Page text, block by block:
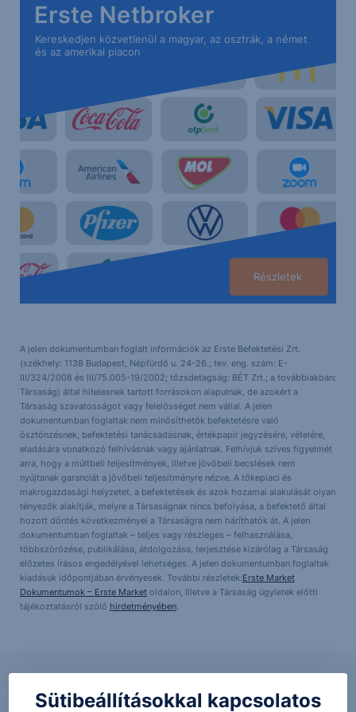
Erste Netbroker
Kereskedjen közvetlenül a magyar, az osztrák, a német
és az amerikai piacon
Részletek
A jelen dokumentumban foglalt információk az Erste Befektetési Zrt.
(székhely: 1138 Budapest, Népfürdő u. 24-26.; tev. eng. szám: E-
III/324/2008 és III/75.005-19/2002; tőzsdetagság: BÉT Zrt.; a továbbiakban:
Társaság) által hitelesnek tartott forrásokon alapulnak, de azokért a
Társaság szavatosságot vagy felelősséget nem vállal. A jelen
dokumentumban foglaltak nem minősíthetők befektetésre való
ösztönzésnek, befektetési tanácsadásnak, értékpapír jegyzésére, vételére,
eladására vonatkozó felhívásnak vagy ajánlatnak. Felhívjuk szíves figyelmét
arra, hogy a múltbeli teljesítmények, illetve jövőbeli becslések nem
nyújtanak garanciát a jövőbeli teljesítményre nézve. A tőkepiaci és
makrogazdasági helyzetet, a befektetések és azok hozamai alakulását olyan
tényezők alakítják, melyre a Társaságnak nincs befolyása, a befektető által
hozott döntés következményei a Társaságra nem háríthatók át. A jelen
dokumentumban foglaltak – teljes vagy részleges – felhasználása,
többszörözése, publikálása, átdolgozása, terjesztése kizárólag a Társaság
előzetes írásos engedélyével lehetséges. A jelen dokumentumban foglaltak
kiadásuk időpontjában érvényesek. További részletek:Erste Market
Dokumentumok – Erste Marketoldalon, illetve a Társaság ügyletek előtti
tájékoztatásról szóló hirdetményében.
Sütibeállításokkal kapcsolatos